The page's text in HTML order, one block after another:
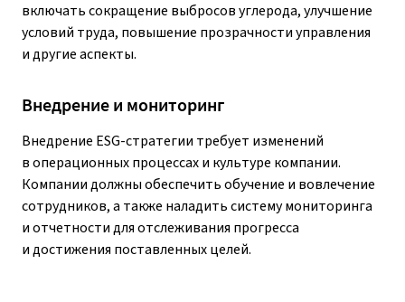
включать сокращение выбросов углерода, улучшение
условий труда, повышение прозрачности управления
и другие аспекты.
Внедрение и мониторинг
Внедрение ESG-стратегии требует изменений
в операционных процессах и культуре компании.
Компании должны обеспечить обучение и вовлечение
сотрудников, а также наладить систему мониторинга
и отчетности для отслеживания прогресса
и достижения поставленных целей.